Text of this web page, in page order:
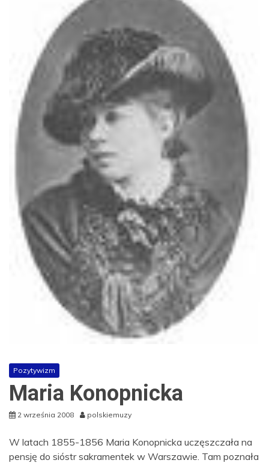
Pozytywizm
Maria Konopnicka
2 września 2008 polskiemuzy
W latach 1855-1856 Maria Konopnicka uczęszczała na
pensję do sióstr sakramentek w Warszawie. Tam poznała